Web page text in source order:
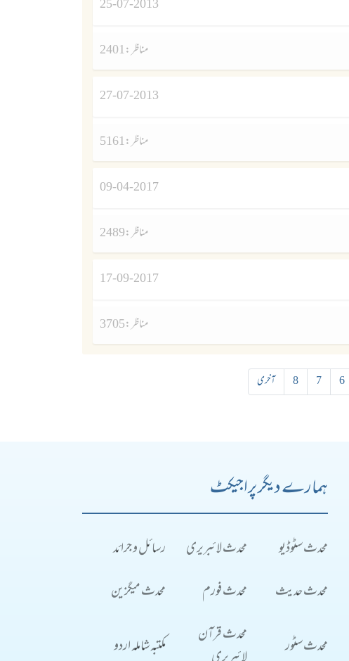
25-07-2013
مناظر :2401
27-07-2013
مناظر :5161
09-04-2017
مناظر :2489
17-09-2017
مناظر :3705
6
7
8 آخری
ہمارے دیگر پراجیکٹ
محدث سٹوڈیو محدث لائبریری
رسائل و جرائد
محدث حدیث
محدث فورم محدث میگزین
محدث سٹور
محدث قرآن
مکتبہ شاملہ اردو